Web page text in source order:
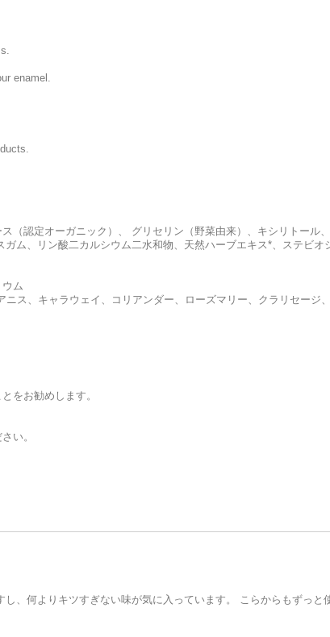
enamel.
（認定オーガニック）、 グリセリン（野菜由来）、キシリトール、
ム、リン酸二カルシウム二水和物、天然ハーブエキス*、ステビオ
ム
ス、キャラウェイ、コリアンダー、ローズマリー、クラリセージ
をお勧めします。
い。
、何よりキツすぎない味が気に入っています。 こらからもずっと